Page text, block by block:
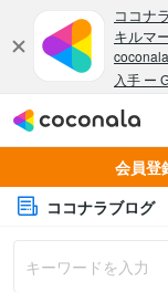
会員登
ココナラブログ